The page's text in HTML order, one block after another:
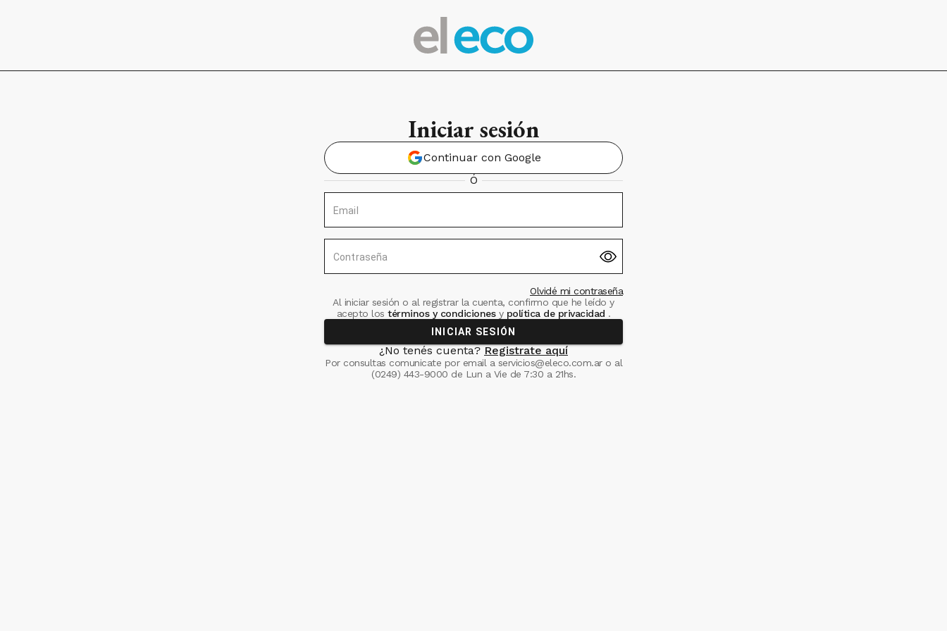
Iniciar sesión
Continuar con Google
Ó
Email
Contraseña
Olvidé mi contraseña
Al iniciar sesión o al registrar la cuenta, confirmo que he leído y
acepto los términos y condiciones ypolítica de privacidad .
INICIAR SESIÓN
¿No tenés cuenta? Registrate aquí
Por consultas comunicate por email a servicios@eleco.com.aro al
(0249) 443-9000 de Lun a Vie de 7:30 a 21hs.